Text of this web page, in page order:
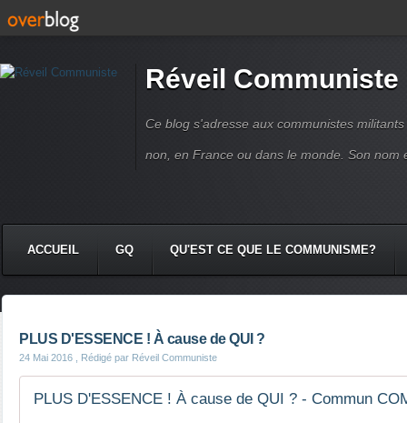
Réveil Communiste
Ce blog s'adresse aux communistes
non, en France ou dans le monde. Son nom
ACCUEIL GQ QU'EST CE QUE LE COMMUNISME?
PLUS D'ESSENCE ! À cause de QUI ?
24 Mai 2016 , Rédigé par Réveil Communiste
PLUS D'ESSENCE ! À cause de QUI ? - Commun